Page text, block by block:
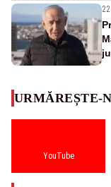
URMĂREȘTE-
YouTube